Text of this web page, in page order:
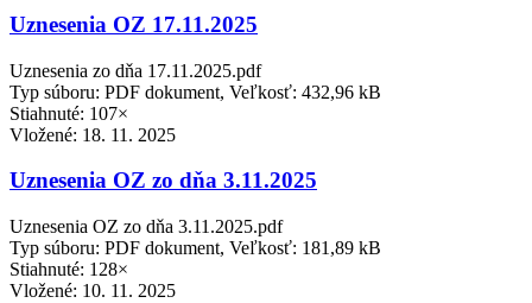
Uznesenia OZ 17.11.2025
Uznesenia zo dňa 17.11.2025.pdf
Typ súboru: PDF dokument, Veľkosť: 432,96 kB
Stiahnuté: 107×
Vložené: 18. 11. 2025
Uznesenia OZ zo dňa 3.11.2025
Uznesenia OZ zo dňa 3.11.2025.pdf
Typ súboru: PDF dokument, Veľkosť: 181,89 kB
Stiahnuté: 128×
Vložené: 10. 11. 2025